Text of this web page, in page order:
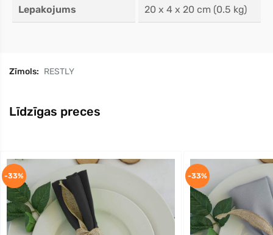
Lepakojums 20 x 4 x 20 cm (0.5 kg)
Zīmols: RESTLY
Līdzīgas preces
-33% -33%